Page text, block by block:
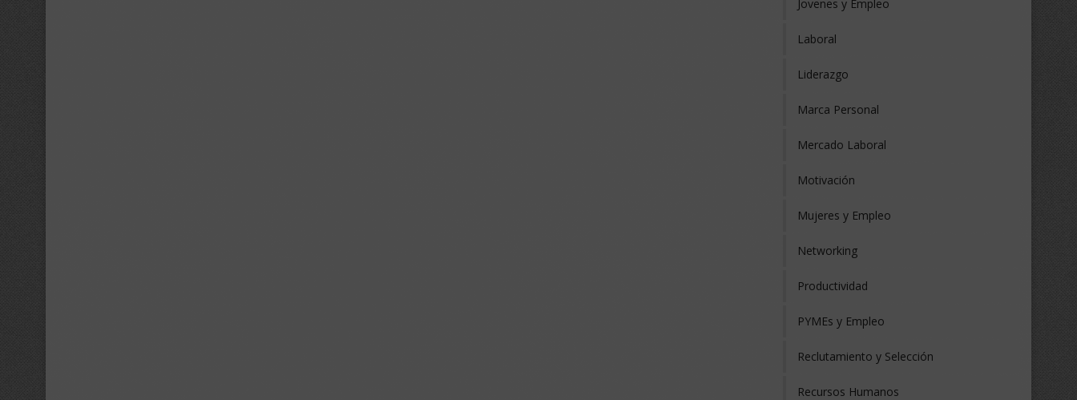
Jovenes y Empleo
Laboral
Liderazgo
Marca Personal
Mercado Laboral
Motivación
Mujeres y Empleo
Networking
Productividad
PYMEs y Empleo
Reclutamiento y Selección
Recursos Humanos